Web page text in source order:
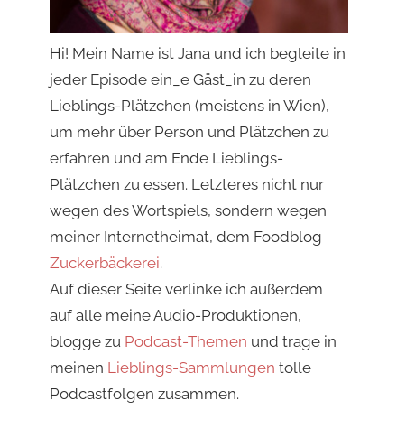
Hi! Mein Name ist Jana und ich begleite in
jeder Episode ein_e Gäst_in zu deren
Lieblings-Plätzchen (meistens in Wien),
um mehr über Person und Plätzchen zu
erfahren und am Ende Lieblings-
Plätzchen zu essen. Letzteres nicht nur
wegen des Wortspiels, sondern wegen
meiner Internetheimat, dem Foodblog
Zuckerbäckerei.
Auf dieser Seite verlinke ich außerdem
auf alle meine Audio-Produktionen,
blogge zu Podcast-Themen und trage in
meinen Lieblings-Sammlungen tolle
Podcastfolgen zusammen.